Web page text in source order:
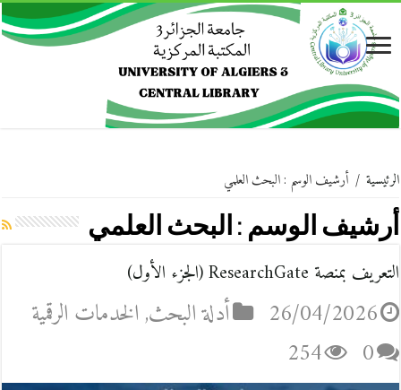
الرئيسية / أرشيف الوسم : البحث العلمي
أرشيف الوسم : البحث العلمي
التعريف بمنصة ResearchGate (الجزء الأول)
26/04/2026 أدلة البحث,الخدمات الرقمية
0
254